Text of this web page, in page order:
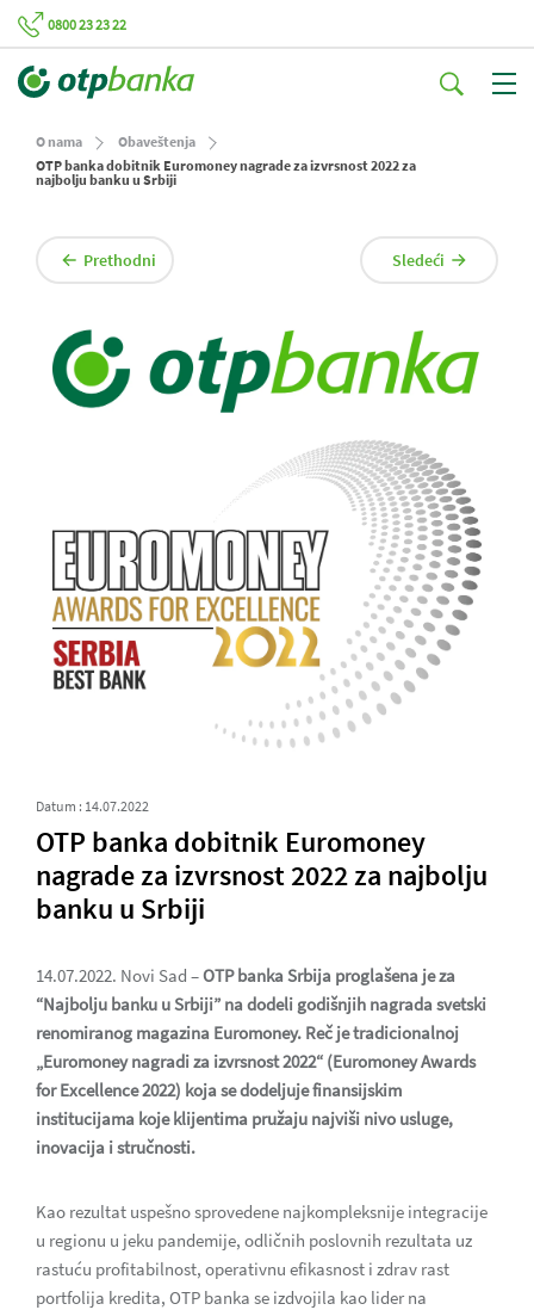
0800 23 23 22
O nama
Obaveštenja
OTP banka dobitnik Euromoney nagrade za izvrsnost 2022 za
najbolju banku u Srbiji
Prethodni Sledeći
Datum : 14.07.2022
OTP banka dobitnik Euromoney
nagrade za izvrsnost 2022 za najbolju
banku u Srbiji
14.07.2022. Novi Sad –OTP banka Srbija proglašena je za
“Najbolju banku u Srbiji” na dodeli godišnjih nagrada svetski
renomiranog magazina Euromoney. Reč je tradicionalnoj
„Euromoney nagradi za izvrsnost 2022“ (Euromoney Awards
for Excellence 2022) koja se dodeljuje finansijskim
institucijama koje klijentima pružaju najviši nivo usluge,
inovacija i stručnosti.
Kao rezultat uspešno sprovedene najkompleksnije integracije
u regionu u jeku pandemije, odličnih poslovnih rezultata uz
rastuću profitabilnost, operativnu efikasnost i zdrav rast
portfolija kredita, OTP banka se izdvojila kao lider na